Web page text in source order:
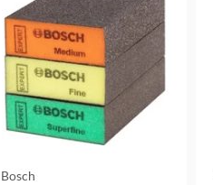
Bosch